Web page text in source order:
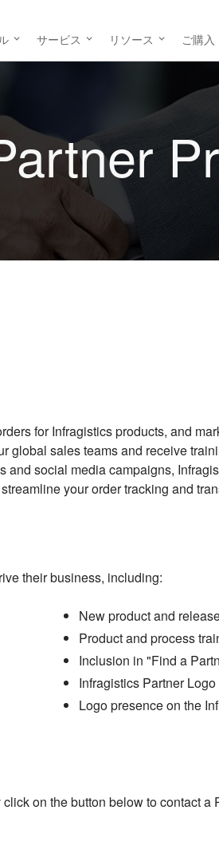
サービス リソース ご購入
for Infragistics products, and
sales teams and receive
social media campaigns,
your order tracking and
their business, including:
New product and
Product and process
Inclusion in "Find a
Infragistics Partner
Logo presence on the
on the button below to contact